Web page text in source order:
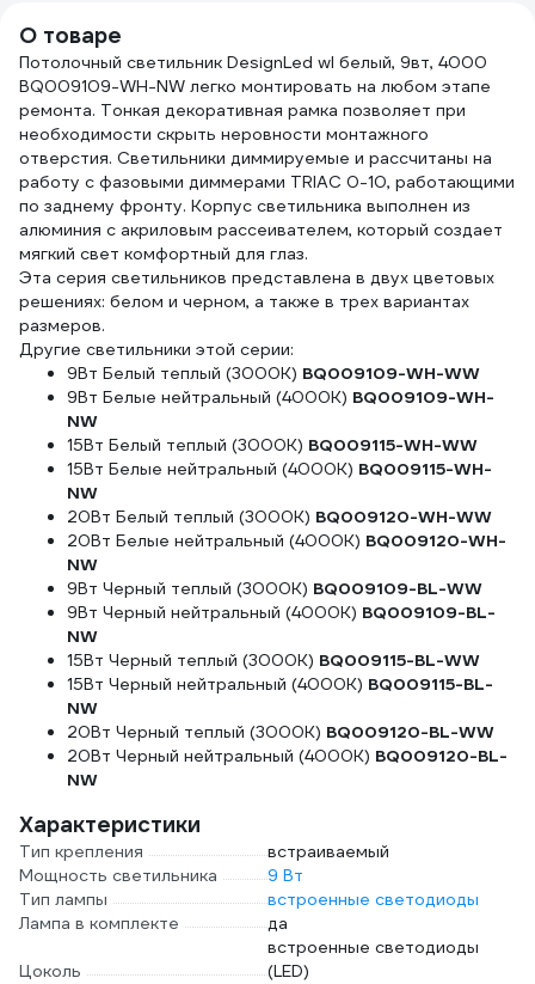
О товаре
Потолочный светильник DesignLed wl белый, 9вт, 4000
BQ009109-WH-NW легко монтировать на любом этапе
ремонта. Тонкая декоративная рамка позволяет при
необходимости скрыть неровности монтажного
отверстия. Светильники диммируемые и рассчитаны на
работу с фазовыми диммерами TRIAC 0-10, работающими
по заднему фронту. Корпус светильника выполнен из
алюминия с акриловым рассеивателем, который создает
мягкий свет комфортный для глаз.
Эта серия светильников представлена в двух цветовых
решениях: белом и черном, а также в трех вариантах
размеров.
Другие светильники этой серии:
9Вт Белый теплый (3000К) BQ009109-WH-WW
9Вт Белые нейтральный (4000К) BQ009109-WH-
NW
15Вт Белый теплый (3000К) BQ009115-WH-WW
15Вт Белые нейтральный (4000К) BQ009115-WH-
NW
20Вт Белый теплый (3000К) BQ009120-WH-WW
20Вт Белые нейтральный (4000К) BQ009120-WH-
NW
9Вт Черный теплый (3000К) BQ009109-BL-WW
9Вт Черный нейтральный (4000К) BQ009109-BL-
NW
15Вт Черный теплый (3000К) BQ009115-BL-WW
15Вт Черный нейтральный (4000К) BQ009115-BL-
NW
20Вт Черный теплый (3000К) BQ009120-BL-WW
20Вт Черный нейтральный (4000К) BQ009120-BL-
NW
Характеристики
Тип крепления
встраиваемый
Мощность светильника
9 Вт
Тип лампы
встроенные светодиоды
Лампа в комплекте
да
Цоколь
встроенные светодиоды
(LED)